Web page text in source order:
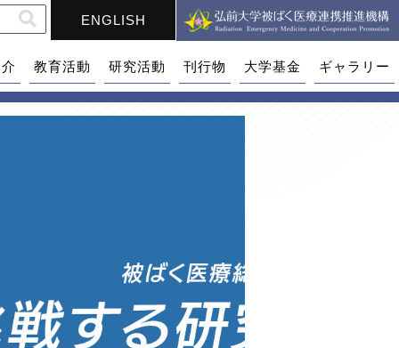
ENGLISH
教育活動 研究活動 刊行物 大学基金 ギャラリー